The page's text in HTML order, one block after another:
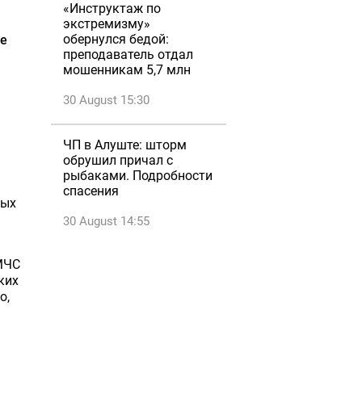
«Инструктаж по
экстремизму»
обернулся бедой:
преподаватель отдал
мошенникам 5,7 млн
30 August 15:30
ЧП в Алуште: шторм
обрушил причал с
рыбаками. Подробности
спасения
30 August 14:55